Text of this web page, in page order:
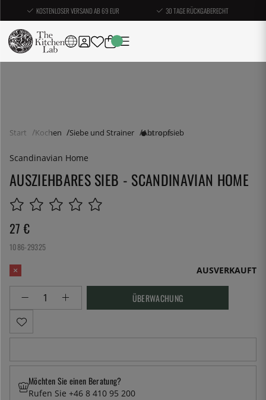
KOSTENLOSER VERSAND AB 69 EUR 30 TAGE RÜCKGABERECHT
Start Kochen Siebe und Strainer Abtropfsieb
Scandinavian Home
AUSZIEHBARES SIEB - SCANDINAVIAN HOME
27 €
1086-29325
AUSVERKAUFT
ÜBERWACHUNG
Möchten Sie einen Beratung?
Rufen Sie +46 8 410 95 200